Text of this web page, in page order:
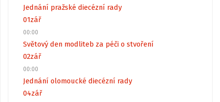
Jednání pražské diecézní rady
01zář
00:00
Světový den modliteb za péči o stvoření
02zář
00:00
Jednání olomoucké diecézní rady
04zář